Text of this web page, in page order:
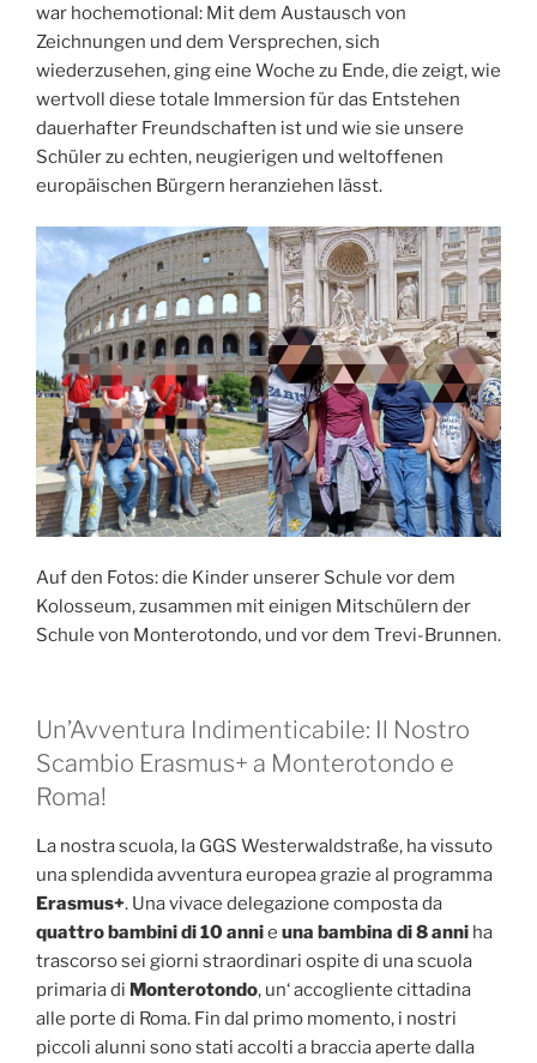
war hochemotional: Mit dem Austausch von
Zeichnungen und dem Versprechen, sich
wiederzusehen, ging eine Woche zu Ende, die zeigt, wie
wertvoll diese totale Immersion für das Entstehen
dauerhafter Freundschaften ist und wie sie unsere
Schüler zu echten, neugierigen und weltoffenen
europäischen Bürgern heranziehen lässt.
Auf den Fotos: die Kinder unserer Schule vor dem
Kolosseum, zusammen mit einigen Mitschülern der
Schule von Monterotondo, und vor dem Trevi-Brunnen.
Un’Avventura Indimenticabile: Il Nostro
Scambio Erasmus+ a Monterotondo e
Roma!
La nostra scuola, la GGS Westerwaldstraße, ha vissuto
una splendida avventura europea grazie al programma
Erasmus+. Una vivace delegazione composta da
quattro bambini di 10 annie una bambina di 8 anni ha
trascorso sei giorni straordinari ospite di una scuola
primaria di Monterotondo, un‘ accogliente cittadina
alle porte di Roma. Fin dal primo momento, i nostri
piccoli alunni sono stati accolti a braccia aperte dalla